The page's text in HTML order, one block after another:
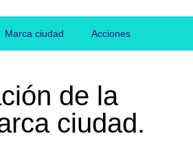
Marca ciudad Acciones
de la
ciudad.